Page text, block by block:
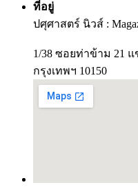
ที่อยู่
ปศุศาสตร์ นิวส์ :
1/38 ซอยท่าข้าม 21
กรุงเทพฯ 10150